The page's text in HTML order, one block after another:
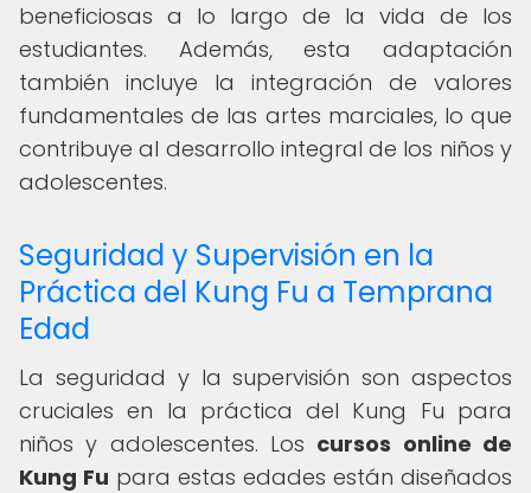
beneficiosas a lo largo de la vida de los
estudiantes. Además, esta adaptación
también incluye la integración de valores
fundamentales de las artes marciales, lo que
contribuye al desarrollo integral de los niños y
adolescentes.
Seguridad y Supervisión en la
Práctica del Kung Fu a Temprana
Edad
La seguridad y la supervisión son aspectos
cruciales en la práctica del Kung Fu para
niños y adolescentes. Los cursos online de
Kung Fu para estas edades están diseñados